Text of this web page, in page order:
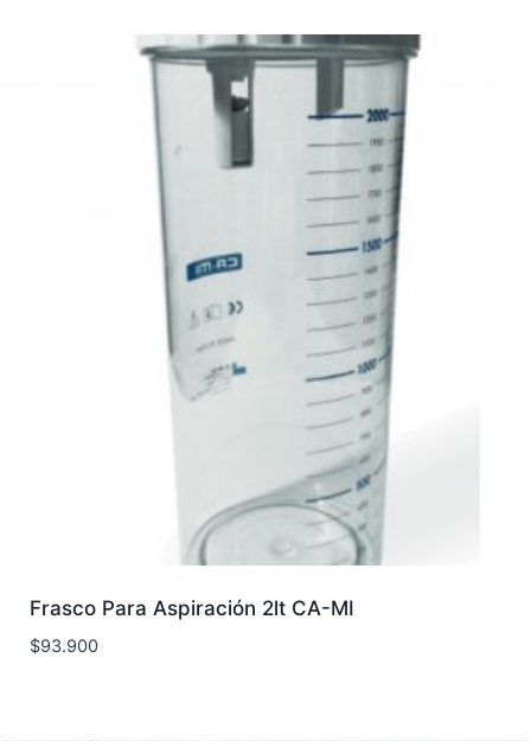
Frasco Para Aspiración 2lt CA-MI
$93.900